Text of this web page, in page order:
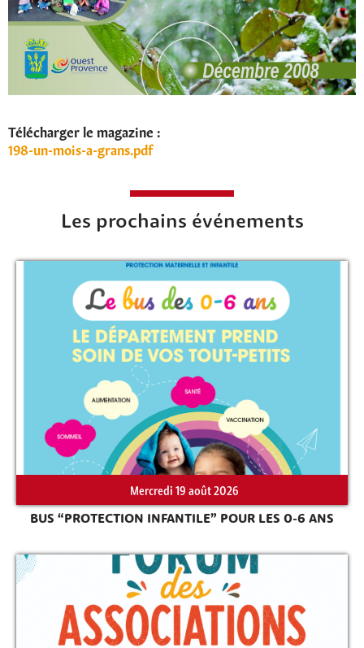
Rechercher sur le site
Télécharger le magazine :
198-un-mois-a-grans.pdf
Les prochains événements
Mercredi 19 août 2026
BUS “PROTECTION INFANTILE” POUR LES 0-6 ANS